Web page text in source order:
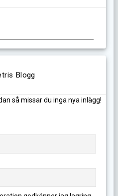
Blogg
så missar du inga nya inlägg!